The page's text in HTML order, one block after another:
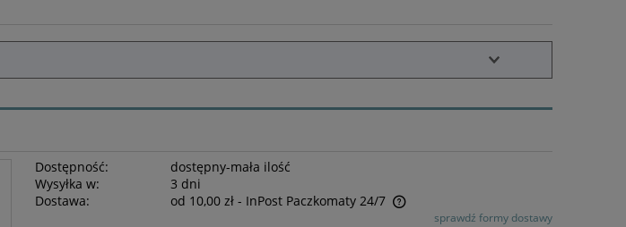
Dostępność:
dostępny-mała ilość
Wysyłka w:
3 dni
Dostawa:
od 10,00 zł - InPost Paczkomaty 24/7
sprawdź formy dostawy